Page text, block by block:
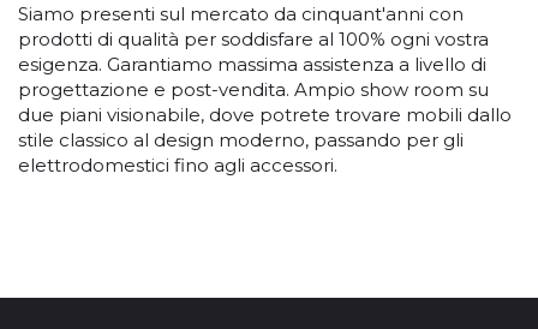
Siamo presenti sul mercato da cinquant'anni con
prodotti di qualità per soddisfare al 100% ogni vostra
esigenza. Garantiamo massima assistenza a livello di
progettazione e post-vendita. Ampio show room su
due piani visionabile, dove potrete trovare mobili dallo
stile classico al design moderno, passando per gli
elettrodomestici fino agli accessori.